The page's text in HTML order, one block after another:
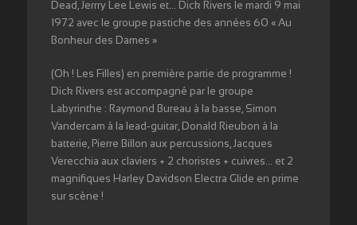
Dead, Jerrry Lee Lewis et… Dick Rivers le mardi 9 mai
1972 avec le groupe pastiche des années 60 « Au
Bonheur des Dames »
(Oh ! Les Filles) en première partie de programme !
Dick Rivers est accompagné par le groupe
Labyrinthe : Raymond Bureau à la basse, Simon
Vandercam à la lead-guitar, Donald Rieubon à la
batterie, Pierre Billon aux percussions, Jacques
Verecchia aux claviers + 2 choristes + cuivres… et 2
magnifiques Harley Davidson Electra Glide en prime
sur scène !